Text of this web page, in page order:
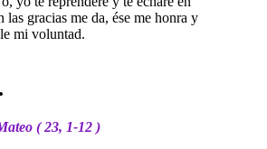
las gracias me da, ése me honra y
mi voluntad.
( 23, 1-12 )